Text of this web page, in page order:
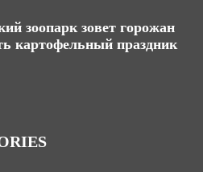
зоопарк зовет горожан
картофельный праздник